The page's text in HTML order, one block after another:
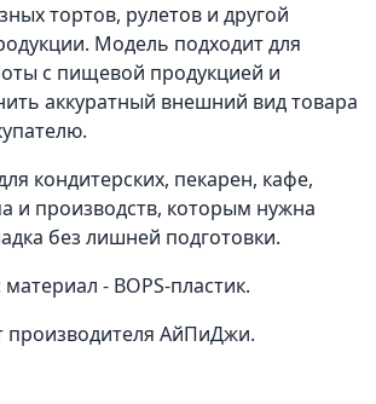
тортов, рулетов и другой
Модель подходит для
с пищевой продукцией и
аккуратный внешний вид товара
кондитерских, пекарен, кафе,
и производств, которым нужна
без лишней подготовки.
- BOPS-пластик.
производителя АйПиДжи.